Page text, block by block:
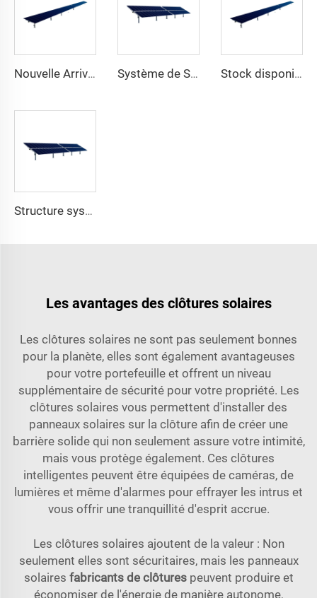
Nouvelle Arrivée Système de Suivi Solaire Lourd à Un Seul Axe Support pour Panneau Solaire Plat sur Mesure Coupe Personnalisée Système de Suivi Solaire Monophasé 150 kW Jeu Unique de Panneaux Photovoltaïques Suiveur Solaire Service de Traitement Lourd Personnalisable Découpe Stock disponible du fabricant système de montage de suivi de panneau solaire lourd à un axe structure en acier avec service de découpe
Structure système de kits de suiveur solaire photovoltaïque à un axe lourd en acier du fabricant professionnel
Les avantages des clôtures solaires
Les clôtures solaires ne sont pas seulement bonnes
pour la planète, elles sont également avantageuses
pour votre portefeuille et offrent un niveau
supplémentaire de sécurité pour votre propriété. Les
clôtures solaires vous permettent d'installer des
panneaux solaires sur la clôture afin de créer une
barrière solide qui non seulement assure votre intimité,
mais vous protège également. Ces clôtures
intelligentes peuvent être équipées de caméras, de
lumières et même d'alarmes pour effrayer les intrus et
vous offrir une tranquillité d'esprit accrue.
Les clôtures solaires ajoutent de la valeur : Non
seulement elles sont sécuritaires, mais les panneaux
solaires fabricants de clôtures peuvent produire et
économiser de l'énergie de manière autonome,